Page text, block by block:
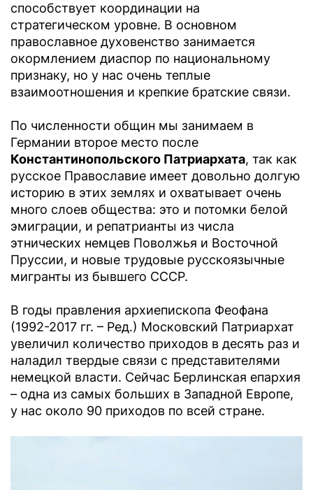
способствует координации на
стратегическом уровне. В основном
православное духовенство занимается
окормлением диаспор по национальному
признаку, но у нас очень теплые
взаимоотношения и крепкие братские связи.
По численности общин мы занимаем в
Германии второе место после
Константинопольского Патриархата, так как
русское Православие имеет довольно долгую
историю в этих землях и охватывает очень
много слоев общества: это и потомки белой
эмиграции, и репатрианты из числа
этнических немцев Поволжья и Восточной
Пруссии, и новые трудовые русскоязычные
мигранты из бывшего СССР.
В годы правления архиепископа Феофана
(1992-2017 гг. – Ред.) Московский Патриархат
увеличил количество приходов в десять раз и
наладил твердые связи с представителями
немецкой власти. Сейчас Берлинская епархия
– одна из самых больших в Западной Европе,
у нас около 90 приходов по всей стране.